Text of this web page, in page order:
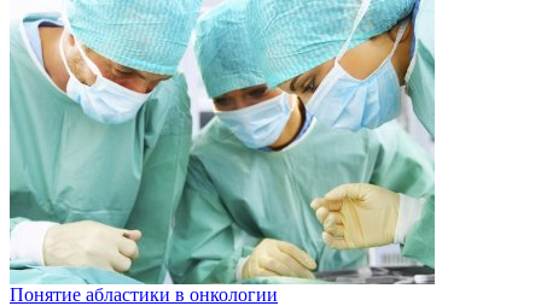
Понятие абластики в онкологии